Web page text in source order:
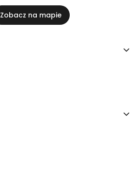
Zobacz na mapie